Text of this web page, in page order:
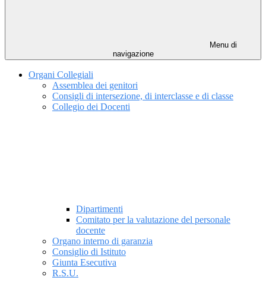
Menu di
navigazione
Organi Collegiali
Assemblea dei genitori
Consigli di intersezione, di interclasse e di classe
Collegio dei Docenti
Dipartimenti
Comitato per la valutazione del personale
docente
Organo interno di garanzia
Consiglio di Istituto
Giunta Esecutiva
R.S.U.